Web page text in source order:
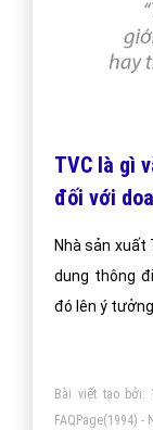
TVC là gì
đối với
Nhà sản xuất
dung thông
đó lên ý
Bài viết tạo bởi:
FAQPage(1994) -